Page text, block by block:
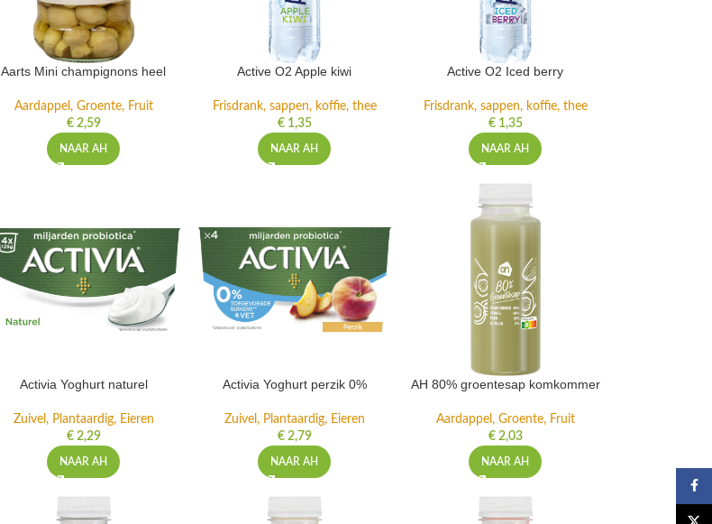
Aarts Mini champignons heel
Aardappel, Groente, Fruit
€2,59
NAAR AH
Active O2 Apple kiwi
Frisdrank, sappen, koffie, thee
€1,35
NAAR AH
Active O2 Iced berry
Frisdrank, sappen, koffie, thee
€1,35
NAAR AH
Activia Yoghurt naturel
Zuivel, Plantaardig, Eieren
€2,29
NAAR AH
Activia Yoghurt perzik 0%
Zuivel, Plantaardig, Eieren
€2,79
NAAR AH
AH 80% groentesap komkommer
Aardappel, Groente, Fruit
€2,03
NAAR AH